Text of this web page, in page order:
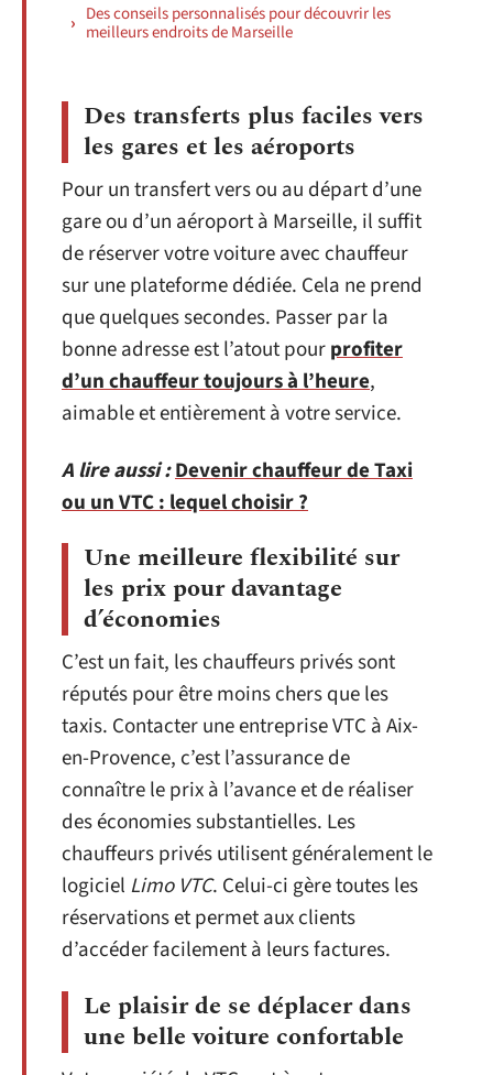
Des conseils personnalisés pour découvrir les
meilleurs endroits de Marseille
Des transferts plus faciles vers
les gares et les aéroports
Pour un transfert vers ou au départ d’une
gare ou d’un aéroport à Marseille, il suffit
de réserver votre voiture avec chauffeur
sur une plateforme dédiée. Cela ne prend
que quelques secondes. Passer par la
bonne adresse est l’atout pourprofiter
d’un chauffeur toujours à l’heure,
aimable et entièrement à votre service.
A lire aussi :Devenir chauffeur de Taxi
ou un VTC : lequel choisir ?
Une meilleure flexibilité sur
les prix pour davantage
d’économies
C’est un fait, les chauffeurs privés sont
réputés pour être moins chers que les
taxis. Contacter une entreprise VTC à Aix-
en-Provence, c’est l’assurance de
connaître le prix à l’avance et de réaliser
des économies substantielles. Les
chauffeurs privés utilisent généralement le
logiciel Limo VTC. Celui-ci gère toutes les
réservations et permet aux clients
d’accéder facilement à leurs factures.
Le plaisir de se déplacer dans
une belle voiture confortable